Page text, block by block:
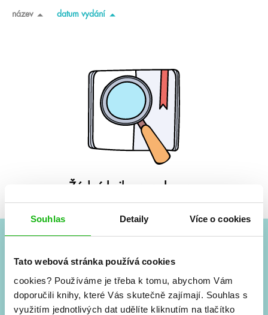
Souhlas Detaily Více o cookies
Tato webová stránka používá cookies
cookies? Používáme je třeba k tomu, abychom Vám
doporučili knihy, které Vás skutečně zajímají. Souhlas s
využitím jednotlivých dat udělíte kliknutím na tlačítko
název datum vydání
Žádné knihy nenalezeny.
#HumbookNews
Vše kolem #youngadult každý měsíc rovnou do mailu!
Nové knihy, co se chystá, kvízy, soutěže, autoři, filmové
a seriálové adaptace a další.